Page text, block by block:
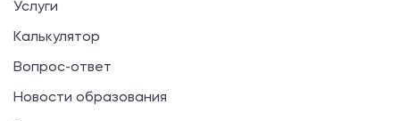
Услуги
Калькулятор
Вопрос-ответ
Новости образования